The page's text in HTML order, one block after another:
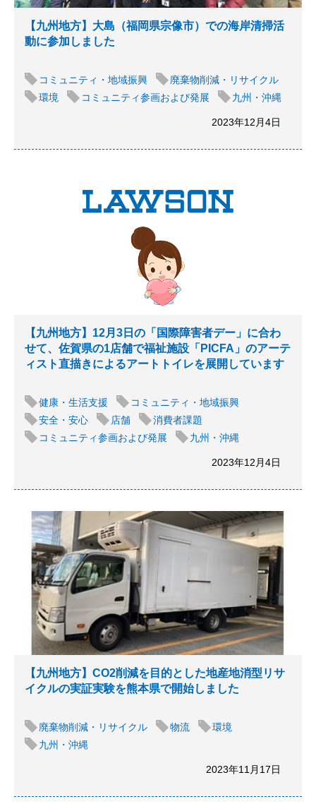
【九州地方】大島（福岡県宗像市）での海岸清掃活
動に参加しました
コミュニティ・地域振興
廃棄物削減・リサイクル
環境
コミュニティ参画および発展 九州・沖縄
2023年12月4日
【九州地方】12月3日の「国際障害者デー」に合わ
せて、佐賀県の1店舗で福祉施設「PICFA」のアーテ
ィスト直描きによるアートトイレを展開しています
健康・生活支援
コミュニティ・地域振興
安全・安心
店舗
消費者課題
コミュニティ参画および発展
九州・沖縄
2023年12月4日
【九州地方】CO2削減を目的とした地産地消型リサ
イクルの実証実験を熊本県で開始しました
廃棄物削減・リサイクル 物流
環境
九州・沖縄
2023年11月17日